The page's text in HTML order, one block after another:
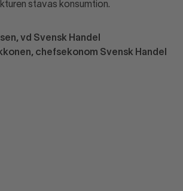
stavas konsumtion.
vd Svensk Handel
chefsekonom Svensk Handel